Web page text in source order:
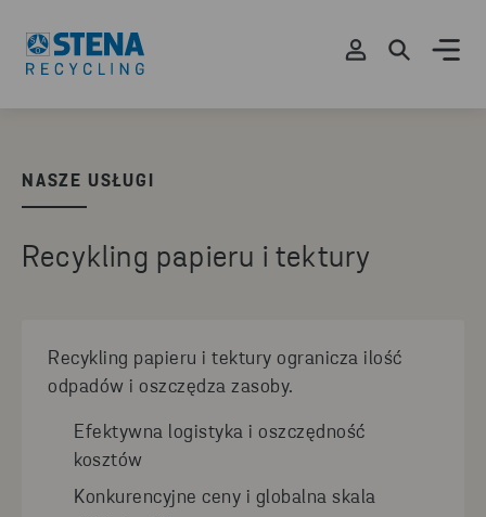
NASZE USŁUGI
Recykling papieru i tektury
Recykling papieru i tektury ogranicza ilość
odpadów i oszczędza zasoby.
Efektywna logistyka i oszczędność
kosztów
Konkurencyjne ceny i globalna skala